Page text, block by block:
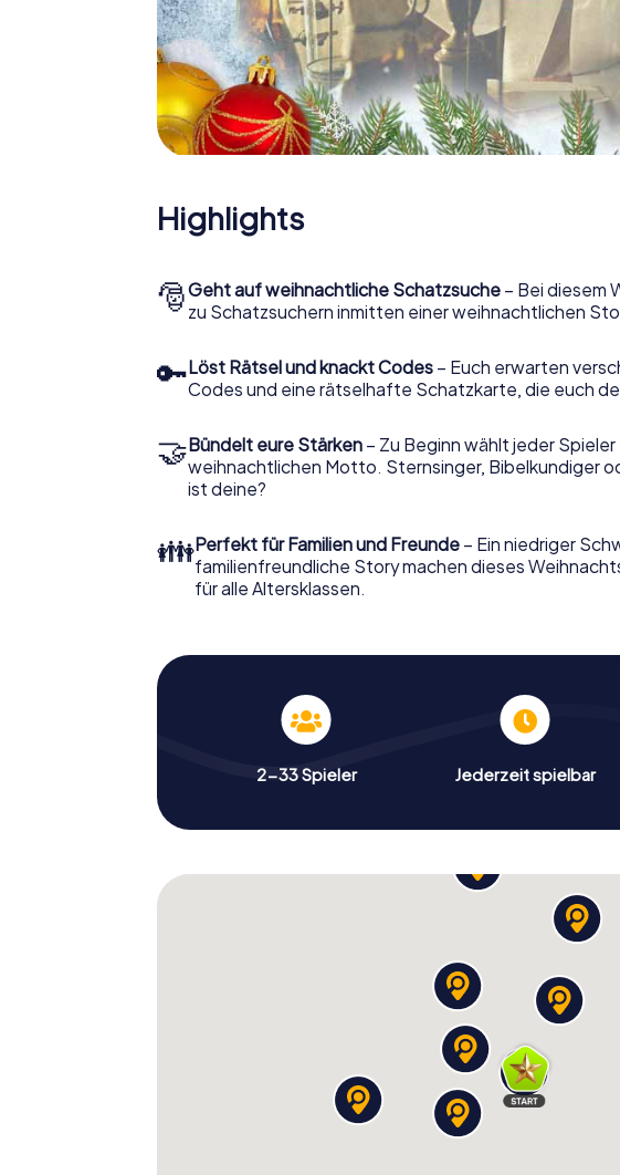
Highlights
🎅Geht auf weihnachtliche Schatzsuche – Bei diesem
zu Schatzsuchern inmitten einer weihnachtlichen
🔑Löst Rätsel und knackt Codes – Euch erwarten
Codes und eine rätselhafte Schatzkarte, die euch
🤝Bündelt eure Stärken – Zu Beginn wählt jeder
weihnachtlichen Motto. Sternsinger, Bibelkundiger
ist deine?
👪Perfekt für Familien und Freunde – Ein niedriger
familienfreundliche Story machen dieses
für alle Altersklassen.
2-33 Spieler Jederzeit spielbar